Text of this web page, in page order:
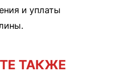
и уплаты
ТАКЖЕ